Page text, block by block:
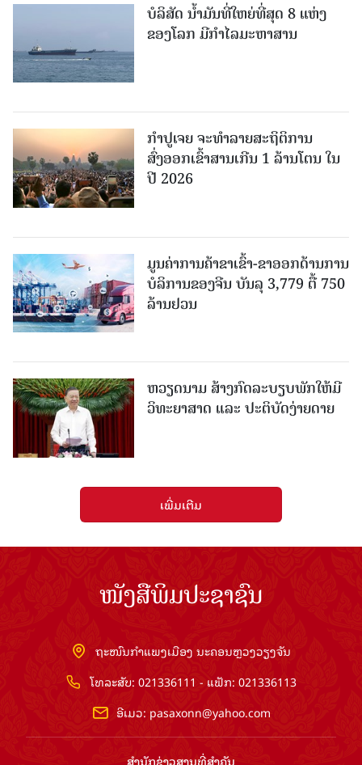
ບໍລິສັດ ນ້ຳມັນທີ່ໃຫຍ່ທີ່ສຸດ 8 ແຫ່ງ
ຂອງໂລກ ມີກຳໄລມະຫາສານ
ກຳປູເຈຍ ຈະທຳລາຍສະຖິຕິການ
ສົ່ງອອກເຂົ້າສານເກີນ 1 ລ້ານໂຕນ ໃນ
ປີ 2026
ມູນຄ່າການຄ້າຂາເຂົ້າ-ຂາອອກດ້ານການ
ບໍລິການຂອງຈີນ ບັນລຸ 3,779 ຕື້ 750
ລ້ານຢວນ
ຫວຽດນາມ ສ້າງກົດລະບຽບພັກໃຫ້ມີ
ວິທະຍາສາດ ແລະ ປະຕິບັດງ່າຍດາຍ
ເພີ່ມເຕີມ
ໜັງສືພິມປະຊາຊົນ
ຖະໜົນກຳແພງເມືອງ ນະຄອນຫຼວງວຽງຈັນ
ໂທລະສັບ: 021336111 - ແຟັກ: 021336113
ອີເມວ: pasaxonn@yahoo.com
ສຳ​ນັກ​ຂ່າວ​ສານ​ທີ່​ສຳ​ຄັນ​